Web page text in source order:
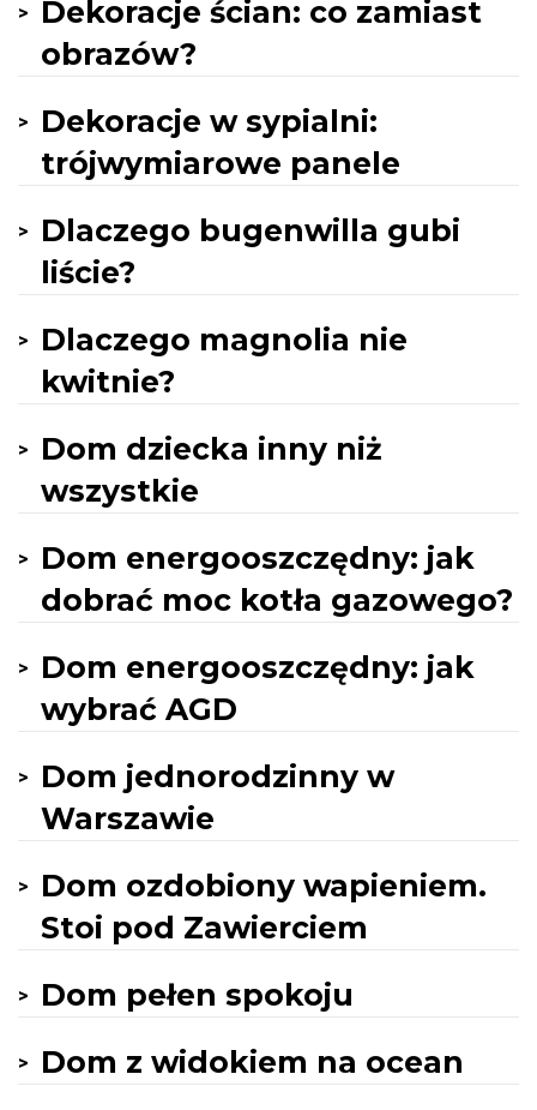
Dekoracje ścian: co zamiast
obrazów?
Dekoracje w sypialni:
trójwymiarowe panele
Dlaczego bugenwilla gubi
liście?
Dlaczego magnolia nie
kwitnie?
Dom dziecka inny niż
wszystkie
Dom energooszczędny: jak
dobrać moc kotła gazowego?
Dom energooszczędny: jak
wybrać AGD
Dom jednorodzinny w
Warszawie
Dom ozdobiony wapieniem.
Stoi pod Zawierciem
Dom pełen spokoju
Dom z widokiem na ocean